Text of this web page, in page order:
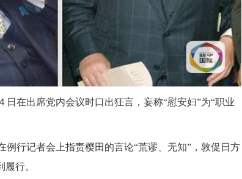
在出席党内会议时口出狂言，妄称“慰安妇”为“职业
行记者会上指责樱田的言论“荒谬、无知”，敦促日方
行。